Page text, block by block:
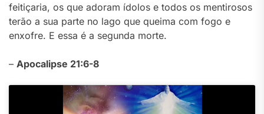
feitiçaria, os que adoram ídolos e todos os mentirosos
terão a sua parte no lago que queima com fogo e
enxofre. E essa é a segunda morte.
– Apocalipse 21:6-8